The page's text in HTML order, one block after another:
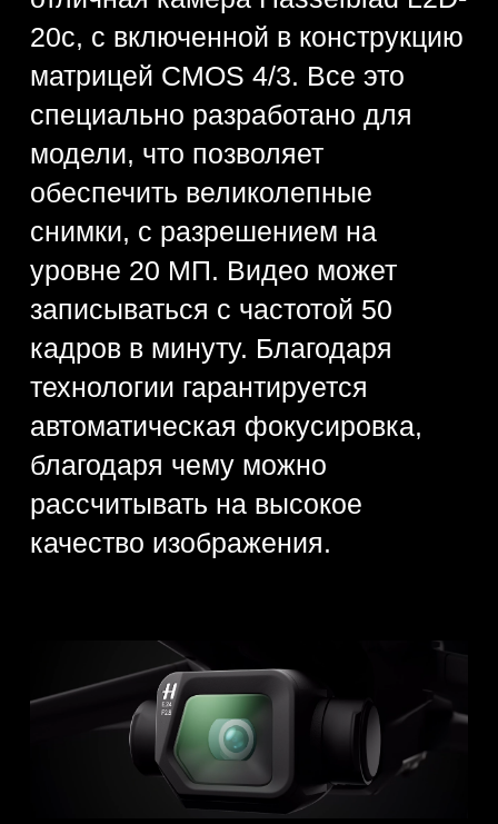
высоким. И это в частности
обеспечивается благодаря
расстоянию по фокусу в эквиваленте
24 миллиметров. Угол обзора при
этом соблюдается в пределах 84
градусов. Следовательно, в каждом
запечатлеть максимальное
количество деталей.
Быстрая фокусировка
с помощью VDAF
Для лучшей фокусировки
что характерно за счет использования
технологии распознавания и оценки
расстояния до устройства вокруг.
Исходная информация получается
благодаря использованию датчиков.